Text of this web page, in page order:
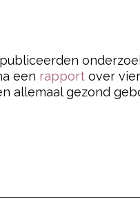
een rapport over
allemaal gezond